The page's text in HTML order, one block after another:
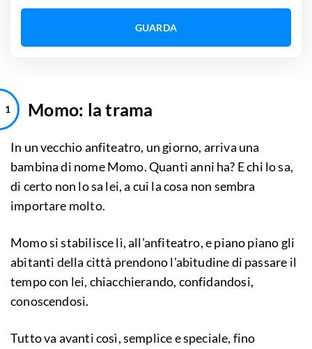
GUARDA
Momo: la trama
In un vecchio anfiteatro, un giorno, arriva una
bambina di nome Momo. Quanti anni ha? E chi lo sa,
di certo non lo sa lei, a cui la cosa non sembra
importare molto.
Momo si stabilisce lì, all'anfiteatro, e piano piano gli
abitanti della città prendono l'abitudine di passare il
tempo con lei, chiacchierando, confidandosi,
conoscendosi.
Tutto va avanti così, semplice e speciale, fino